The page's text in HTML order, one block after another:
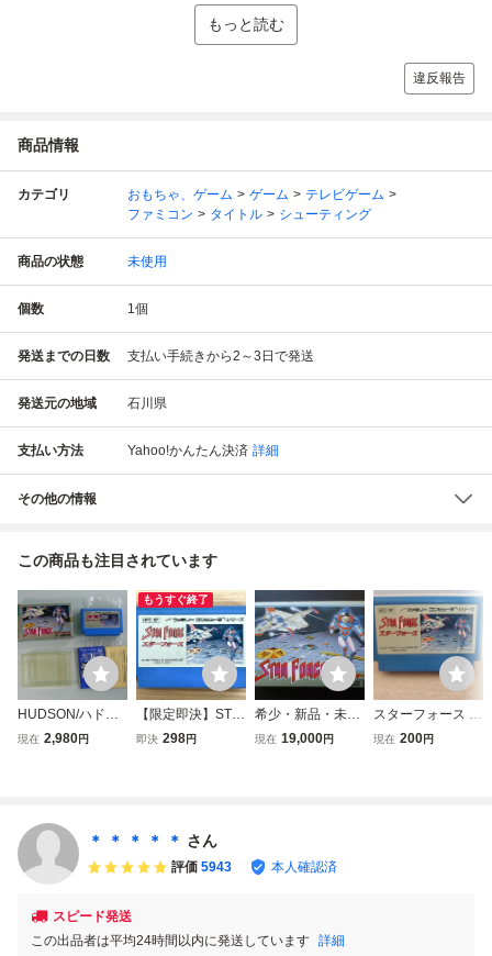
もっと読む
違反報告
商品情報
カテゴリ おもちゃ、ゲーム ゲーム
テレビゲーム
ファミコン
タイトル シューティング
商品の状態 未使用
個数 1個
発送までの日数 支払い手続きから2～3日で発送
発送元の地域 石川県
支払い方法 Yahoo!かんたん決済 詳細
その他の情報
この商品も注目されています
HUDSON/ハドソ
ン STAR FORC
付き 美品中古
現在 2,980円
もうすぐ終了
【限定即決】STA
R FORCE スター
あり レア レトロ
即決 298円
希少・新品・未開
封／ファミリー
現在 19,000円
スターフォース H
FC-SF テーカン
現在 200円
＊ ＊ ＊ ＊ ＊ さん
評価 5943 本人確認済
スピード発送
この出品者は平均24時間以内に発送しています 詳細